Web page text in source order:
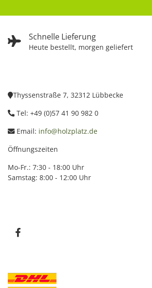
Schnelle Lieferung
Heute bestellt, morgen geliefert
Thyssenstraße 7, 32312 Lübbecke
Tel: +49 (0)57 41 90 982 0
Email: info@holzplatz.de
Öffnungszeiten
Mo-Fr.: 7:30 - 18:00 Uhr
Samstag: 8:00 - 12:00 Uhr